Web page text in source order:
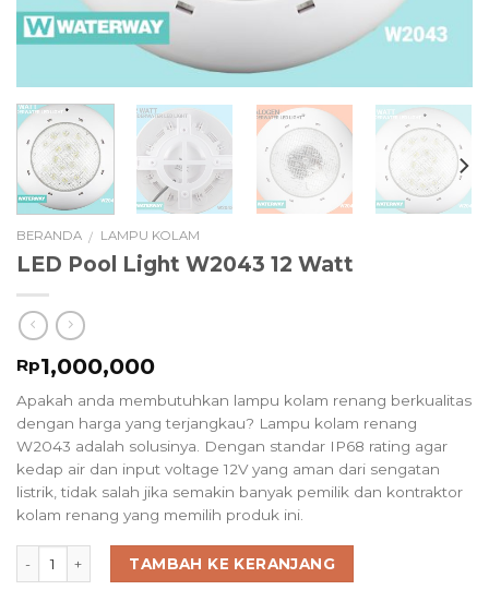
BERANDA / LAMPU KOLAM
LED Pool Light W2043 12 Watt
Rp1,000,000
Apakah anda membutuhkan lampu kolam renang berkualitas
dengan harga yang terjangkau? Lampu kolam renang
W2043 adalah solusinya. Dengan standar IP68 rating agar
kedap air dan input voltage 12V yang aman dari sengatan
listrik, tidak salah jika semakin banyak pemilik dan kontraktor
kolam renang yang memilih produk ini.
TAMBAH KE KERANJANG